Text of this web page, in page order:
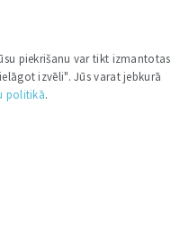
piekrišanu var tikt izmantotas
izvēli". Jūs varat jebkurā
politikā.